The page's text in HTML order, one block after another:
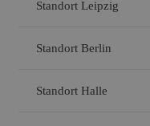
Standort Leipzig
Standort Berlin
Standort Halle